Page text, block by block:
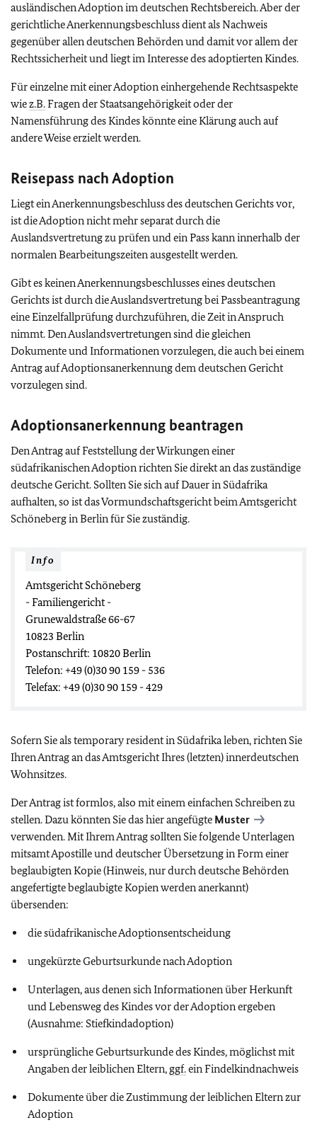
ausländischen Adoption im deutschen Rechtsbereich. Aber der
gerichtliche Anerkennungsbeschluss dient als Nachweis
gegenüber allen deutschen Behörden und damit vor allem der
Rechtssicherheit und liegt im Interesse des adoptierten Kindes.
Für einzelne mit einer Adoption einhergehende Rechtsaspekte
wiez.B.Fragen der Staatsangehörigkeit oder der
Namensführung des Kindes könnte eine Klärung auch auf
andere Weise erzielt werden.
Reisepass nach Adoption
Liegt ein Anerkennungsbeschluss des deutschen Gerichts vor,
ist die Adoption nicht mehr separat durch die
Auslandsvertretung zu prüfen und ein Pass kann innerhalb der
normalen Bearbeitungszeiten ausgestellt werden.
Gibt es keinen Anerkennungsbeschlusses eines deutschen
Gerichts ist durch die Auslandsvertretung bei Passbeantragung
eine Einzelfallprüfung durchzuführen, die Zeit in Anspruch
nimmt. Den Auslandsvertretungen sind die gleichen
Dokumente und Informationen vorzulegen, die auch bei einem
Antrag auf Adoptionsanerkennung dem deutschen Gericht
vorzulegen sind.
Adoptionsanerkennung beantragen
Den Antrag auf Feststellung der Wirkungen einer
südafrikanischen Adoption richten Sie direkt an das zuständige
deutsche Gericht. Sollten Sie sich auf Dauer in Südafrika
aufhalten, so ist das Vormundschaftsgericht beim Amtsgericht
Schöneberg in Berlin für Sie zuständig.
Info
Amtsgericht Schöneberg
- Familiengericht -
Grunewaldstraße 66-67
10823 Berlin
Postanschrift: 10820 Berlin
Telefon: +49 (0)30 90 159 - 536
Telefax: +49 (0)30 90 159 - 429
Sofern Sie als temporary resident in Südafrika leben, richten Sie
Ihren Antrag an das Amtsgericht Ihres (letzten) innerdeutschen
Wohnsitzes.
Der Antrag ist formlos, also mit einem einfachen Schreiben zu
stellen. Dazu könnten Sie das hier angefügte Muster
verwenden. Mit Ihrem Antrag sollten Sie folgende Unterlagen
mitsamt Apostille und deutscher Übersetzung in Form einer
beglaubigten Kopie (Hinweis, nur durch deutsche Behörden
angefertigte beglaubigte Kopien werden anerkannt)
übersenden:
die südafrikanische Adoptionsentscheidung
ungekürzte Geburtsurkunde nach Adoption
Unterlagen, aus denen sich Informationen über Herkunft
und Lebensweg des Kindes vor der Adoption ergeben
(Ausnahme: Stiefkindadoption)
ursprüngliche Geburtsurkunde des Kindes, möglichst mit
Angaben der leiblichen Eltern, ggf.ein Findelkindnachweis
Dokumente über die Zustimmung der leiblichen Eltern zur
Adoption